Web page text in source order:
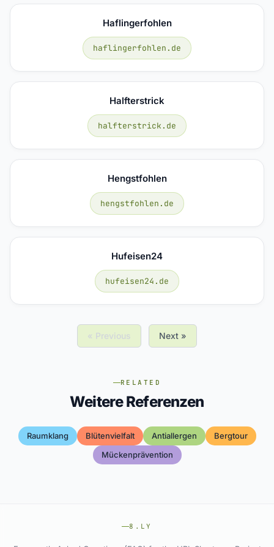
Haflingerfohlen
haflingerfohlen.de
Halfterstrick
halfterstrick.de
Hengstfohlen
hengstfohlen.de
Hufeisen24
hufeisen24.de
« Previous Next »
RELATED
Weitere Referenzen
Raumklang Blütenvielfalt Antiallergen
Bergtour
Mückenprävention
8.LY